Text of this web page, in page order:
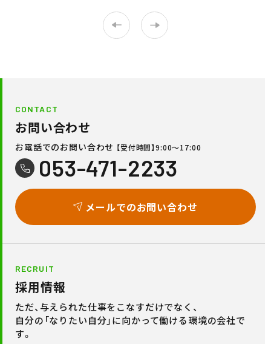
CONTACT
お問い合わせ
お電話でのお問い合わせ 【受付時間】9:00〜17:00
053-471-2233
メールでのお問い合わせ
RECRUIT
採用情報
ただ、与えられた仕事をこなすだけでなく、
自分の「なりたい自分」に向かって働ける環境の会社で
す。